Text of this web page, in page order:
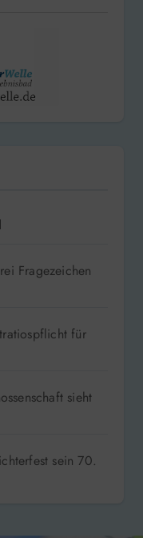
Fragezeichen
für
sieht
sein 70.